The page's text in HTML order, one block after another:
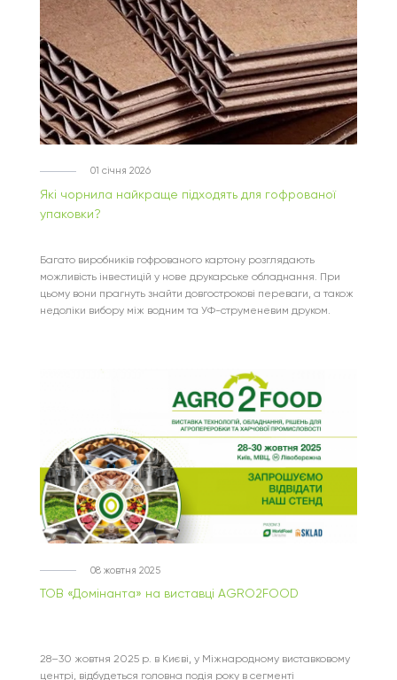
01 січня 2026
Які чорнила найкраще підходять для гофрованої
упаковки?
Багато виробників гофрованого картону розглядають
можливість інвестицій у нове друкарське обладнання. При
цьому вони прагнуть знайти довгострокові переваги, а також
недоліки вибору між водним та УФ-струменевим друком.
08 жовтня 2025
ТОВ «Домінанта» на виставці AGRO2FOOD
28–30 жовтня 2025 р. в Києві, у Міжнародному виставковому
центрі, відбудеться головна подія року в сегменті